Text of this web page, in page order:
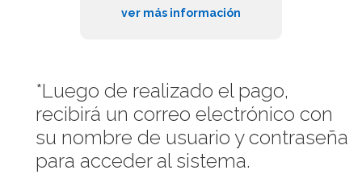
ver más información
*Luego de realizado el pago,
recibirá un correo electrónico con
su nombre de usuario y contraseña
para acceder al sistema.